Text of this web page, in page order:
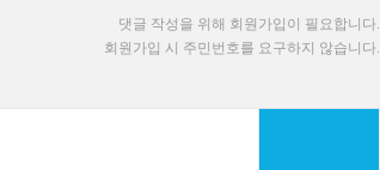
댓글 작성을 위해 회원가입이 필요합니다.
회원가입 시 주민번호를 요구하지 않습니다.